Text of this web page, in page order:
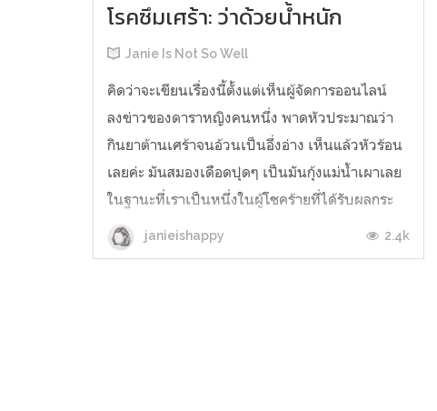
โรคซึมเศร้า: ว่าด้วยน้ำหนัก
Janie Is Not So Well
คิดว่าจะเขียนเรื่องนี้ตั้งแต่เห็นผู้จัดการออนไลน์
ลงข่าวของดาราหญิงคนหนึ่ง พาดหัวประมาณว่า
กินยาต้านเศร้าจนอ้วนเป็นอึ่งอ่าง เห็นแล้วหัวร้อน
เลยค่ะ มันสมองเดือดปุดๆ เป็นมันกุ้งแม่น้ำเผาเลย
ในฐานะที่เราเป็นหนึ่งในผู้โชคร้ายที่ได้รับผลกระ
ทบจากยาต้านเศร้าในเรื่องน้ำหนักตัว เราก็จะขอมา
บันทึกไว้เพื่อเป็นการ...
janieishappy 2.4k